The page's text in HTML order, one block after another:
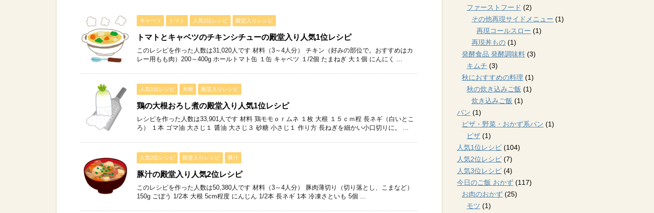
キャベツ トマト 人気1位レシピ 殿堂入りレシピ
トマトとキャベツのチキンシチューの殿堂入り人気1位レシピ
このレシピを作った人数は31,020人です 材料（3～4人分） チキン（好みの部位で。おすすめはカ
レー用もも肉）200～400g ホールトマト缶 １缶 キャベツ １/2個 たまねぎ 大１個 にんにく ...
人気1位レシピ 大根 殿堂入りレシピ
鶏の大根おろし煮の殿堂入り人気1位レシピ
レシピを作った人数は33,901人です 材料 鶏モモｏｒムネ １枚 大根 １５ｃｍ程 長ネギ（白いとこ
ろ） １本 ゴマ油 大さじ１ 醤油 大さじ３ 砂糖 小さじ１ 作り方 長ねぎを細かい小口切りに。 ...
人気2位レシピ 殿堂入りレシピ 豚汁
豚汁の殿堂入り人気2位レシピ
このレシピを作った人数は50,380人です 材料（3～4人分） 豚肉薄切り（切り落とし、こまなど）
150g ごぼう 1/2本 大根 5cm程度 にんじん 1/2本 長ネギ 1本 冷凍さといも 5個 ...
ファーストフード (2)
その他再現サイドメニュー (1)
再現コールスロー (1)
再現丼もの (1)
発酵食品 発酵調味料 (3)
キムチ (3)
秋におすすめの料理 (1)
秋の炊き込みご飯 (1)
炊き込みご飯 (1)
パン (1)
ピザ・野菜・おかず系パン (1)
ピザ (1)
人気1位レシピ (104)
人気2位レシピ (7)
人気3位レシピ (4)
今日のご飯 おかず (117)
お肉のおかず (25)
モツ (1)